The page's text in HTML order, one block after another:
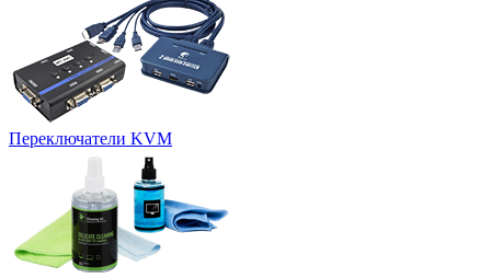
Переключатели KVM